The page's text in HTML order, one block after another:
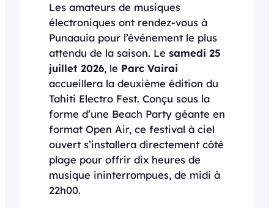
Les amateurs de musiques
électroniques ont rendez-vous à
Punaauia pour l’événement le plus
attendu de la saison. Le samedi 25
juillet 2026, le Parc Vairai
accueillera la deuxième édition du
Tahiti Electro Fest. Conçu sous la
forme d’une Beach Party géante en
format Open Air, ce festival à ciel
ouvert s’installera directement côté
plage pour offrir dix heures de
musique ininterrompues, de midi à
22h00.